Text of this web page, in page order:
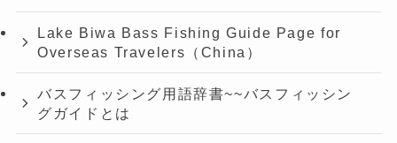
Lake Biwa Bass Fishing Guide Page for
Overseas Travelers（China）
バスフィッシング用語辞書~~バスフィッシン
グガイドとは